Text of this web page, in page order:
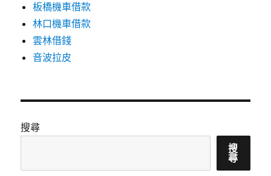
板橋機車借款
林口機車借款
雲林借錢
音波拉皮
搜尋
搜
尋